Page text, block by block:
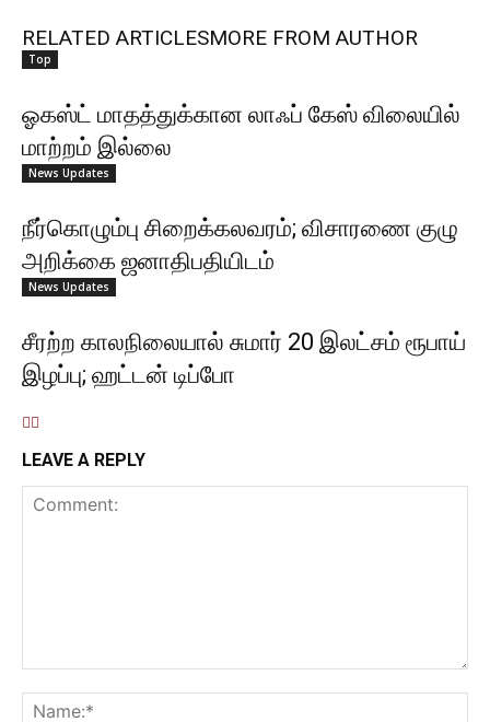
RELATED ARTICLESMORE FROM AUTHOR
Top
ஓகஸ்ட் மாதத்துக்கான லாஃப் கேஸ் விலையில்
மாற்றம் இல்லை
News Updates
நீர்கொழும்பு சிறைக்கலவரம்; விசாரணை குழு
அறிக்கை ஜனாதிபதியிடம்
News Updates
சீரற்ற காலநிலையால் சுமார் 20 இலட்சம் ரூபாய்
இழப்பு; ஹட்டன் டிப்போ
LEAVE A REPLY